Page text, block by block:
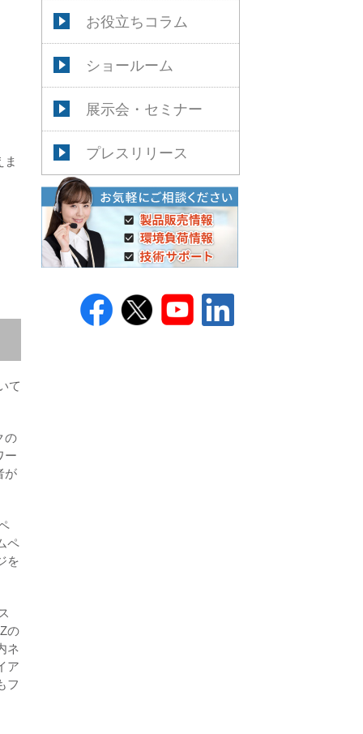
お役立ちコラム
ショールーム
展示会・セミナー
プレスリリース
ま
て
の
ー
が
ペ
を
の
ネ
ア
フ